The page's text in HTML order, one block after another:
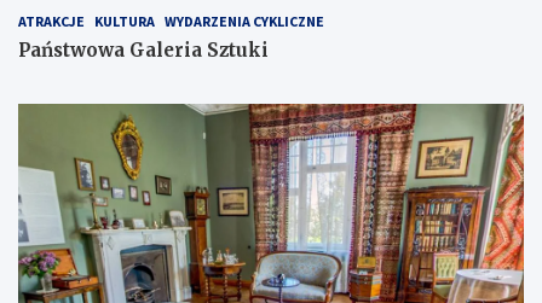
ATRAKCJE KULTURA WYDARZENIA CYKLICZNE
Państwowa Galeria Sztuki